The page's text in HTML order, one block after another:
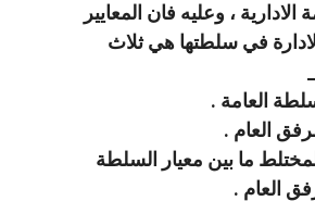
الادارية ، وعليه فان المعايير
في سلطتها هي ثلاث
المختلط ما بين معيار السلطة
العام .